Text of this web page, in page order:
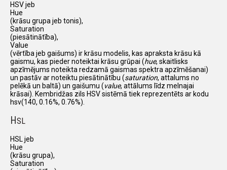
HSV jeb
Hue
(krāsu grupa jeb tonis),
Saturation
(piesātinātība),
Value
(vērtība jeb gaišums) ir krāsu modelis, kas apraksta krāsu kā
gaismu, kas pieder noteiktai krāsu grūpai (hue, skaitlisks
apzīmējums noteikta redzamā gaismas spektra apzīmēšanai)
un pastāv ar noteiktu piesātinātību (saturation, attalums no
pelēkā un baltā) un gaišumu (value, attālums līdz melnajai
krāsai). Kembridžas zils HSV sistēmā tiek reprezentēts ar kodu
hsv(140, 0.16%, 0.76%).
HSL
HSL jeb
Hue
(krāsu grupa),
Saturation